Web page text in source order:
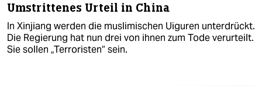
Umstrittenes Urteil in China
In Xinjiang werden die muslimischen Uiguren unterdrückt.
Die Regierung hat nun drei von ihnen zum Tode verurteilt.
Sie sollen „Terroristen“ sein.